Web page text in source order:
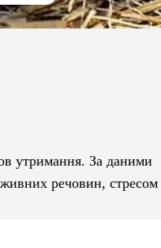
утримання. За даними
речовин, стресом